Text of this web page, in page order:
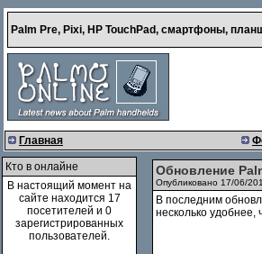
Palm Pre, Pixi, HP TouchPad, смартфоны,
Главная
Кто в онлайне
В настоящий момент на
сайте находится 17
посетителей и 0
зарегистрированных
пользователей.
Обновление
Опубликовано 17/06/
В последним
несколько удобнее,